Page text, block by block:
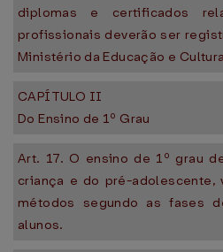
diplomas e certificados
profissionais deverão ser
Ministério da Educação e
CAPÍTULO II
Do Ensino de 1º Grau
Art. 17. O ensino de 1º grau
criança e do pré-adolescente,
métodos segundo as fases
alunos.